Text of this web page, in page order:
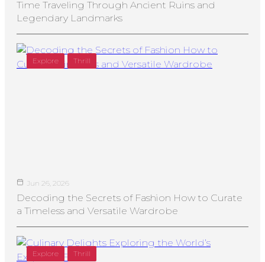
Time Traveling Through Ancient Ruins and
Legendary Landmarks
Explore Thrill
Jun 26, 2026
Decoding the Secrets of Fashion How to Curate
a Timeless and Versatile Wardrobe
Explore Thrill